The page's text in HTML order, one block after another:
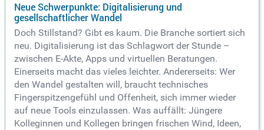
Neue Schwerpunkte: Digitalisierung und
gesellschaftlicher Wandel
Doch Stillstand? Gibt es kaum. Die Branche sortiert sich
neu. Digitalisierung ist das Schlagwort der Stunde –
zwischen E-Akte, Apps und virtuellen Beratungen.
Einerseits macht das vieles leichter. Andererseits: Wer
den Wandel gestalten will, braucht technisches
Fingerspitzengefühl und Offenheit, sich immer wieder
auf neue Tools einzulassen. Was auffällt: Jüngere
Kolleginnen und Kollegen bringen frischen Wind, Ideen,